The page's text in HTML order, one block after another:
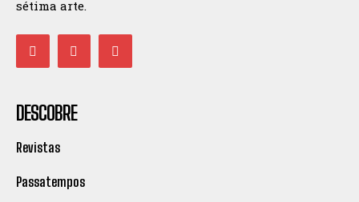
sétima arte.
DESCOBRE
Revistas
Passatempos